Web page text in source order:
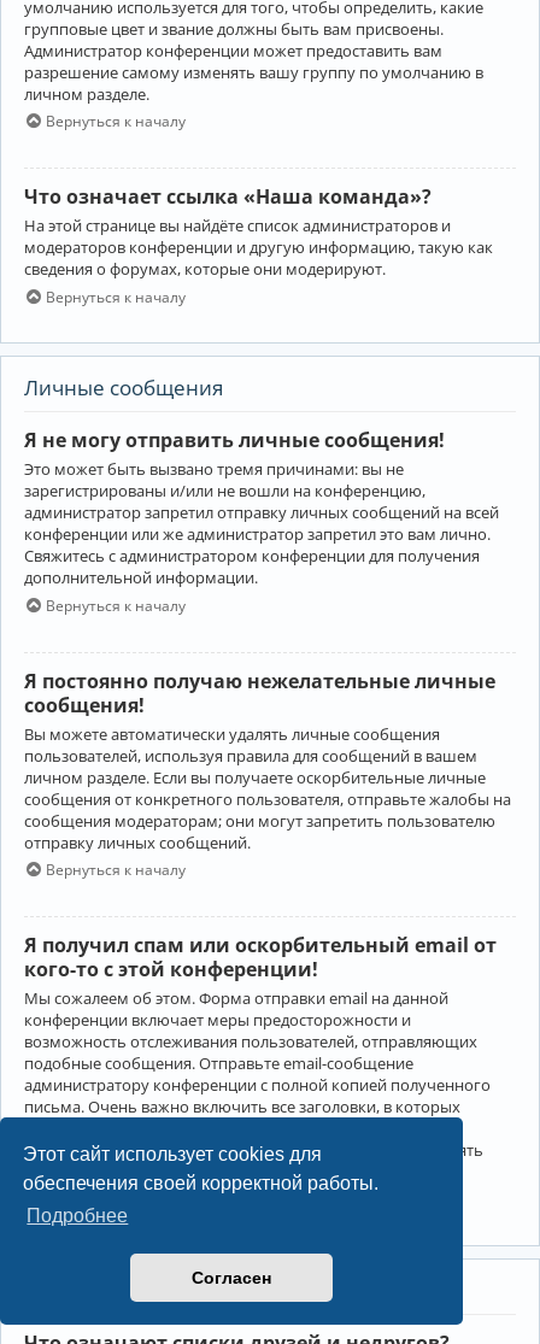
Этот сайт использует cookies для
обеспечения своей корректной работы.
Подробнее
Согласен
умолчанию используется для того, чтобы определить, какие
групповые цвет и звание должны быть вам присвоены.
Администратор конференции может предоставить вам
разрешение самому изменять вашу группу по умолчанию в
личном разделе.
Вернуться к началу
Что означает ссылка «Наша команда»?
На этой странице вы найдёте список администраторов и
модераторов конференции и другую информацию, такую как
сведения о форумах, которые они модерируют.
Вернуться к началу
Личные сообщения
Я не могу отправить личные сообщения!
Это может быть вызвано тремя причинами: вы не
зарегистрированы и/или не вошли на конференцию,
администратор запретил отправку личных сообщений на всей
конференции или же администратор запретил это вам лично.
Свяжитесь с администратором конференции для получения
дополнительной информации.
Вернуться к началу
Я постоянно получаю нежелательные личные
сообщения!
Вы можете автоматически удалять личные сообщения
пользователей, используя правила для сообщений в вашем
личном разделе. Если вы получаете оскорбительные личные
сообщения от конкретного пользователя, отправьте жалобы на
сообщения модераторам; они могут запретить пользователю
отправку личных сообщений.
Вернуться к началу
Я получил спам или оскорбительный email от
кого-то с этой конференции!
Мы сожалеем об этом. Форма отправки email на данной
конференции включает меры предосторожности и
возможность отслеживания пользователей, отправляющих
подобные сообщения. Отправьте email-сообщение
администратору конференции с полной копией полученного
письма. Очень важно включить все заголовки, в которых
Администратор конференции сможет в этом случае принять
меры.
Друзья и недруги